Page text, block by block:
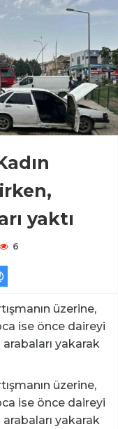
yaktı
6
üzerine,
ise önce daireyi
yakarak
üzerine,
ise önce daireyi
yakarak